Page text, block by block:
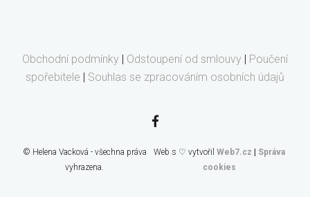
Obchodní podmínky Odstoupení od smlouvy
Poučení
spořebitele
Souhlas se zpracováním osobních údajů
© Helena Vacková - všechna práva
vyhrazena.
Web s ♡ vytvořilWeb7.cz
Správa
cookies